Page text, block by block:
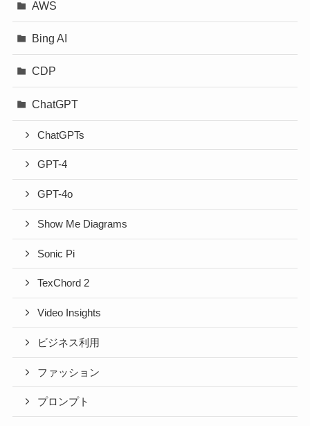
AWS
Bing AI
CDP
ChatGPT
ChatGPTs
GPT-4
GPT-4o
Show Me Diagrams
Sonic Pi
TexChord 2
Video Insights
ビジネス利用
ファッション
プロンプト